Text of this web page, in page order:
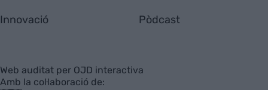
Innovació Pòdcast
Web auditat per OJD interactiva
Amb la col·laboració de: